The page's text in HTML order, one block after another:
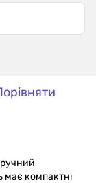
має компактні